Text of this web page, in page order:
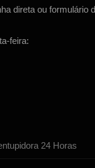
direta ou formulário
feira:
24 Horas